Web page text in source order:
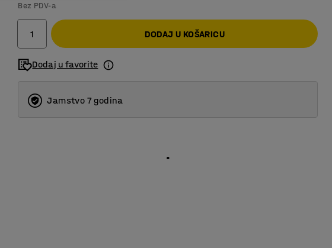
Bez PDV-a
DODAJ U KOŠARICU
Dodaj u favorite
Jamstvo 7 godina